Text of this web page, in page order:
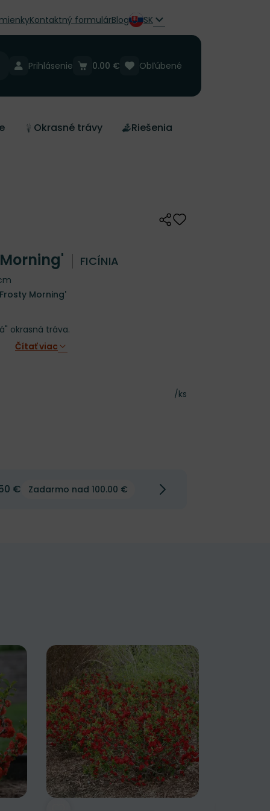
Kontaktný formulárBlog SK
Prihlásenie Obľúbené
0.00 €
Okrasné trávy
Riešenia
ZdieľaťOdober do
FICÍNIA
Morning'
okrasná tráva.
Čítať viac
Cena za kus
/ks
€ Zadarmo nad 100.00 €